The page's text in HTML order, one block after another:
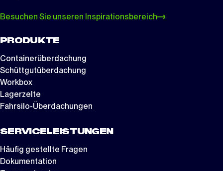
Besuchen Sie unseren Inspirationsbereich
PRODUKTE
Containerüberdachung
Schüttgutüberdachung
Workbox
Lagerzelte
Fahrsilo-Überdachungen
SERVICELEISTUNGEN
Häufig gestellte Fragen
Dokumentation